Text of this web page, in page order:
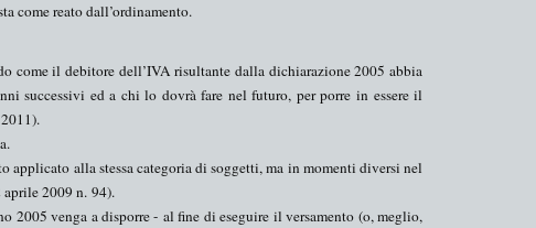
come reato dall’ordinamento.
come il debitore dell’IVA risultante dalla dichiarazione 2005 abbia
successivi ed a chi lo dovrà fare nel futuro, per porre in essere il
.
alla stessa categoria di soggetti, ma in momenti diversi nel
aprile 2009 n. 94).
venga a disporre - al fine di eseguire il versamento (o, meglio,